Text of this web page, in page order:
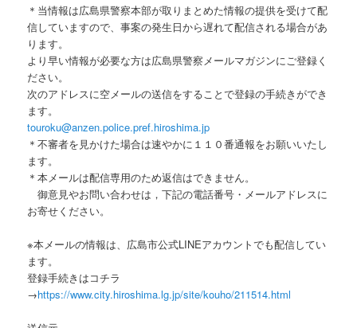
＊当情報は広島県警察本部が取りまとめた情報の提供を受けて配
信していますので、事案の発生日から遅れて配信される場合があ
ります。
より早い情報が必要な方は広島県警察メールマガジンにご登録く
ださい。
次のアドレスに空メールの送信をすることで登録の手続きができ
ます。
touroku@anzen.police.pref.hiroshima.jp
＊不審者を見かけた場合は速やかに１１０番通報をお願いいたし
ます。
＊本メールは配信専用のため返信はできません。
御意見やお問い合わせは，下記の電話番号・メールアドレスに
お寄せください。
※本メールの情報は、広島市公式LINEアカウントでも配信してい
ます。
登録手続きはコチラ
→https://www.city.hiroshima.lg.jp/site/kouho/211514.html